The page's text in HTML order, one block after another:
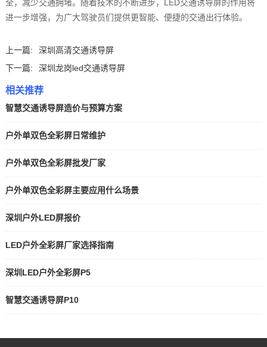
全，减少交通拥堵。随着技术的不断进步，LED交通诱导屏的作用将
进一步增强，为广大驾驶员们提供更智能、便捷的交通出行体验。
上一篇:
深圳高清交通诱导屏
下一篇:
深圳龙岗led交通诱导屏
相关推荐
智慧交通诱导屏造价与预算方案
户外单双色全彩屏日常维护
户外单双色全彩屏批发厂家
户外单双色全彩屏主要应用什么场景
深圳户外LED屏报价
LED户外全彩屏厂家选择指南
深圳LED户外全彩屏P5
智慧交通诱导屏P10